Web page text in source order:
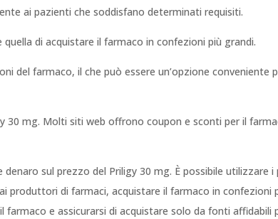
ai pazienti che soddisfano determinati requisiti.
di acquistare il farmaco in confezioni più grandi.
del farmaco, il che può essere un’opzione conveniente
30 mg. Molti siti web offrono coupon e sconti per il
sul prezzo del Priligy 30 mg. È possibile
di farmaci, acquistare il farmaco in confezioni
e assicurarsi di acquistare solo da fonti